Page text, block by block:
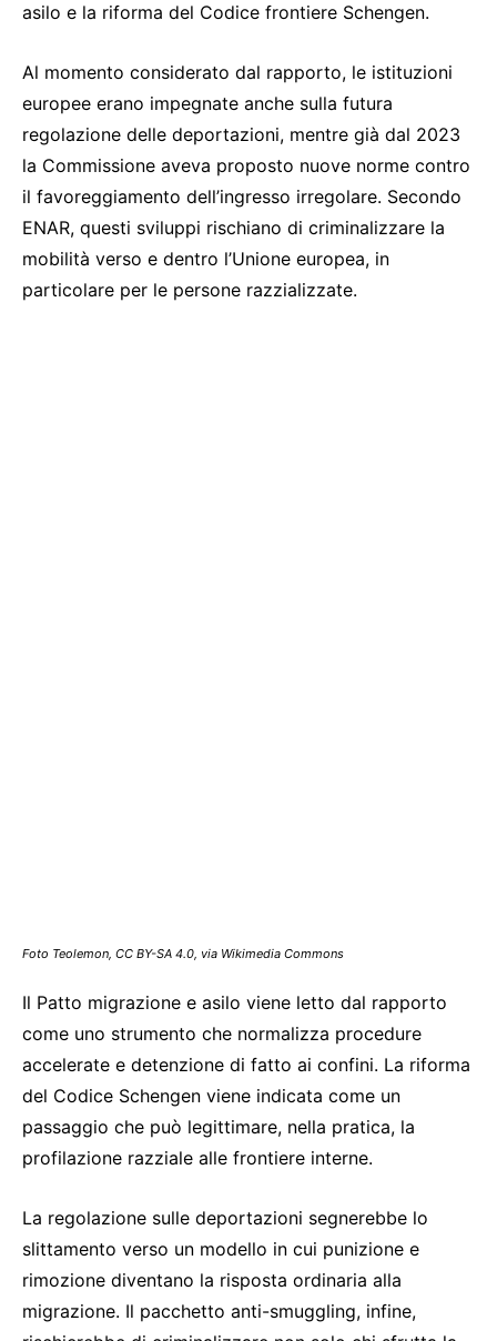
asilo e la riforma del Codice frontiere Schengen.
Al momento considerato dal rapporto, le istituzioni
europee erano impegnate anche sulla futura
regolazione delle deportazioni, mentre già dal 2023
la Commissione aveva proposto nuove norme contro
il favoreggiamento dell’ingresso irregolare. Secondo
ENAR, questi sviluppi rischiano di criminalizzare la
mobilità verso e dentro l’Unione europea, in
particolare per le persone razzializzate.
Foto Teolemon, CC BY-SA 4.0, via Wikimedia Commons
Il Patto migrazione e asilo viene letto dal rapporto
come uno strumento che normalizza procedure
accelerate e detenzione di fatto ai confini. La riforma
del Codice Schengen viene indicata come un
passaggio che può legittimare, nella pratica, la
profilazione razziale alle frontiere interne.
La regolazione sulle deportazioni segnerebbe lo
slittamento verso un modello in cui punizione e
rimozione diventano la risposta ordinaria alla
migrazione. Il pacchetto anti-smuggling, infine,